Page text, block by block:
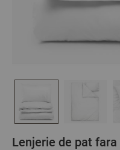
Lenjerie de pat